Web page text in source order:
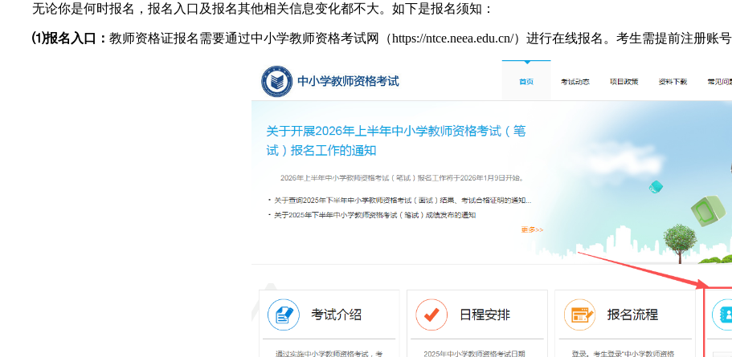
无论你是何时报名，报名入口及报名其他相关信息变化都不大。如下是报名须知：
⑴报名入口： 教师资格证报名需要通过中小学教师资格考试网（https://ntce.neea.edu.cn/）进行在线报名。考生需提前注册账